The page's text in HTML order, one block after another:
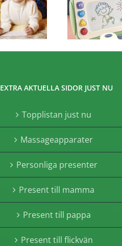
EXTRA AKTUELLA SIDOR JUST NU
Topplistan just nu
Massageapparater
Personliga presenter
Present till mamma
Present till pappa
Present till flickvän